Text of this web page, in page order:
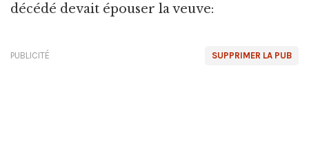
décédé devait épouser la veuve:
SUPPRIMER LA PUB
PUBLICITÉ